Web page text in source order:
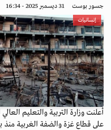
جسور بوست 31 ديسمبر 2025 - 16:34
إنسانيات
أعلنت وزارة التربية والتعليم
على قطاع غزة والضفة الغربية منذ بداية عام